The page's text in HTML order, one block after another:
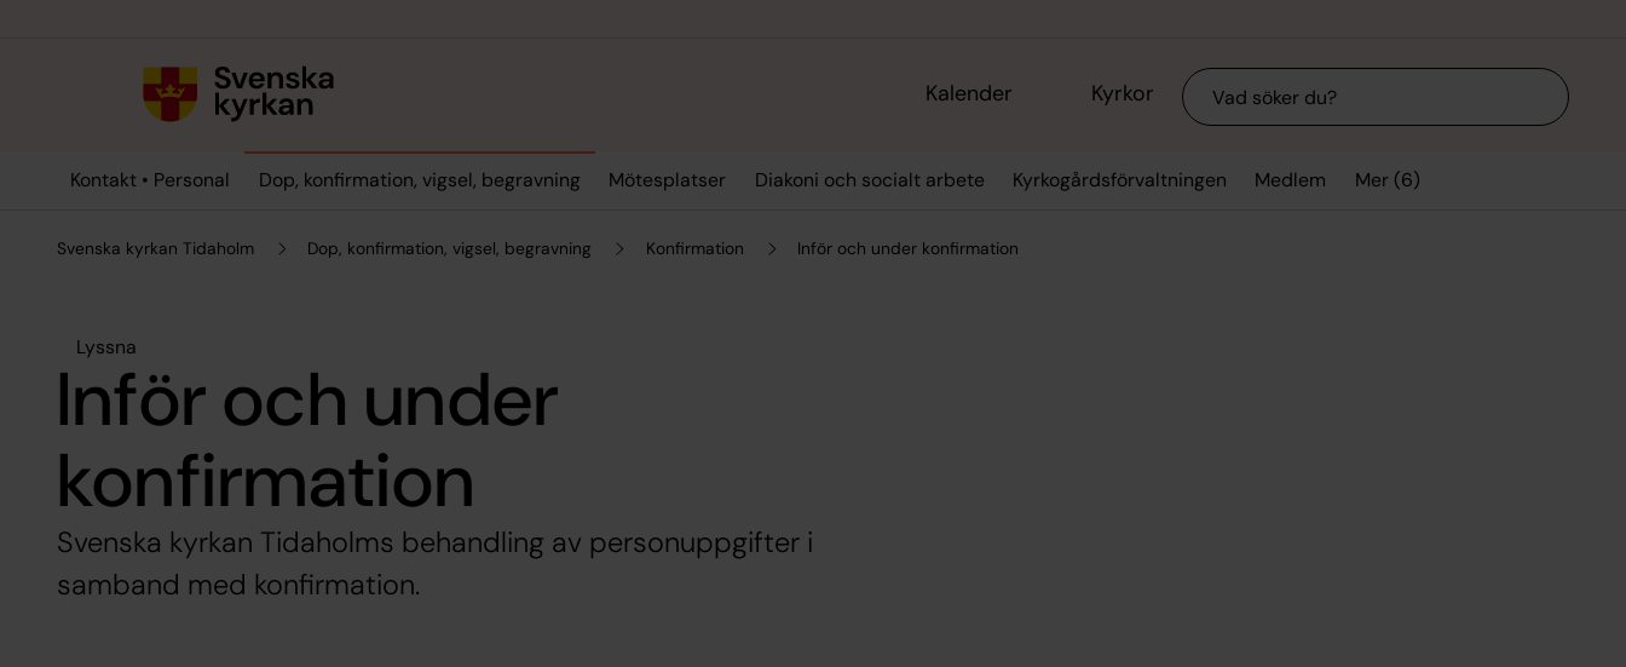
Kalender Kyrkor Sök
Kontakt • Personal Dop, konfirmation, vigsel, begravning Mötesplatser Diakoni och socialt arbete Kyrkogårdsförvaltningen Medlem Mer (6)
Svenska kyrkan Tidaholm Dop, konfirmation, vigsel, begravning Konfirmation Inför och under konfirmation
Lyssna
Inför och under
konfirmation
Svenska kyrkan Tidaholms behandling av personuppgifter i
samband med konfirmation.